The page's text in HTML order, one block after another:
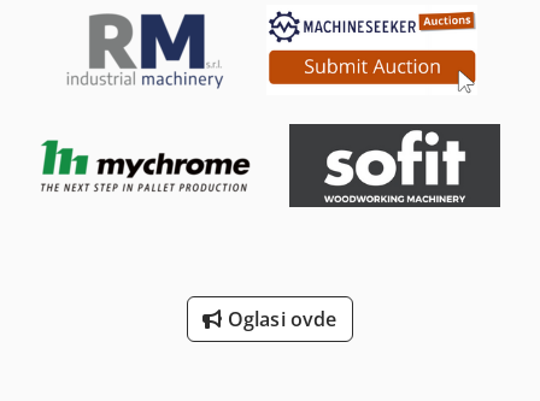
Opseg zakretanja B ose: +110 do −110° Dkedpfx Aszpyh
Rjmter Opseg okretanja C ose: 360° Brzina pomera Brza
brzina X, Y i Z ose: 50.000 mm/min Brza brzina B ose: 30
min⁻¹ Brza brzina C ose: 50 min⁻¹ Magazin alata Broj mesta
mesta za alate Priprema za proširenje na 240 mesta za
alate Paletni sistem Broj paleta: 10 Veličina palete: Ø 130
mm Nosač palete: Capto C6 Veličina radnog komada: maks.
Obrtni moment vretena: maks. 70 Nm do 1.500 min⁻¹
Nosač vretena: HSK 63A Specijalne funkcije: Brzo
pokretanje pri pokretanju mašine, automatski ciklus
Oglasi ovde